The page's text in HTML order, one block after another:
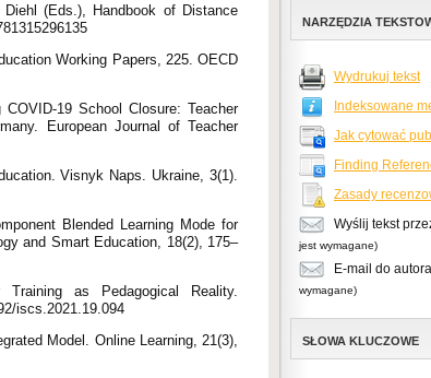
NARZĘDZIA
Wydrukuj tekst
Indeksowane
Jak cytować
Finding
Zasady
Wyślij tekst
jest wymagane)
E-mail do autora
wymagane)
SŁOWA KLUCZOWE
(Eds.), Handbook of Distance
Working Papers, 225. OECD
19 School Closure: Teacher
European Journal of Teacher
Visnyk Naps. Ukraine, 3(1).
Blended Learning Mode for
and Smart Education, 18(2), 175–
as Pedagogical Reality.
iscs.2021.19.094
Model. Online Learning, 21(3),